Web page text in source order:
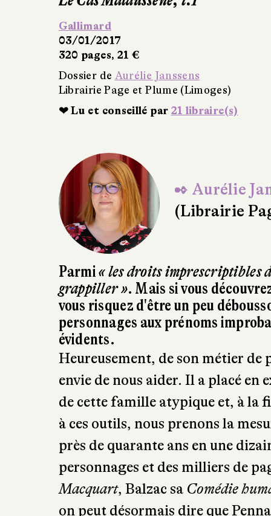
(Limoges)
21 libraire(s)
✒ Aurélie
(Librairie
Parmi« les droits imprescriptibles
grappiller ». Mais si vous
vous risquez d'être un peu
personnages aux prénoms
évidents.
Heureusement, de son métier de
envie de nous aider. Il a placé en
de cette famille atypique et, à la
à ces outils, nous prenons la
près de quarante ans en une
personnages et des milliers de
Macquart, Balzac sa Comédie
on peut désormais dire que